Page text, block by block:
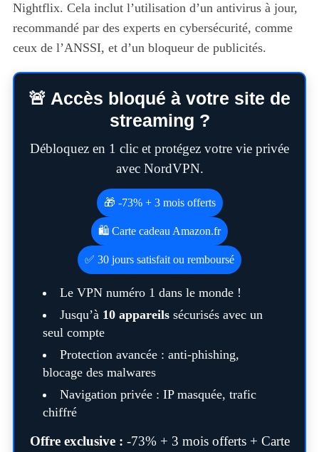
Nightflix. Cela inclut l’utilisation d’un antivirus à jour,
recommandé par des experts en cybersécurité, comme
ceux de l’ANSSI, et d’un bloqueur de publicités.
🚨 Accès bloqué à votre site de
streaming ?
Débloquez en 1 clic et protégez votre vie privée
avec NordVPN.
🎁 -73% + 3 mois offerts
🛍️ Carte cadeau Amazon.fr
✅ 30 jours satisfait ou remboursé
Le VPN numéro 1 dans le monde !
Jusqu’à 10 appareilssécurisés avec un
seul compte
Protection avancée : anti-phishing,
blocage des malwares
Navigation privée : IP masquée, trafic
chiffré
Offre exclusive : -73% + 3 mois offerts + Carte